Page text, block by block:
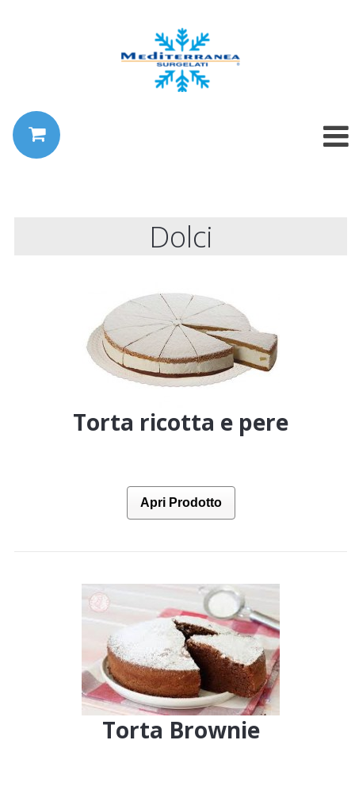
Dolci
Torta ricotta e pere
Apri Prodotto
Torta Brownie